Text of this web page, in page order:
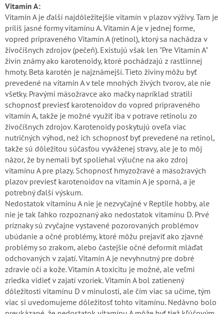
Vitamín A:
Vitamín A je ďalší najdôležitejšie vitamín v plazov výživy. Tam je
príliš jasné formy vitamínu A. Vitamín A je v jednej forme,
vopred pripraveného Vitamín A (retinol), ktorý sa nachádza v
živočíšnych zdrojov (pečeň). Existujú však len "Pre Vitamín A"
živín známy ako karotenoidy, ktoré pochádzajú z rastlinnej
hmoty. Beta karotén je najznámejší. Tieto živiny môžu byť
prevedené na vitamín A v tele mnohých živých tvorov, ale nie
všetky. Pravými mäsožravce ako mačky napríklad stratili
schopnosť previesť karotenoidov do vopred pripraveného
vitamín A, takže je možné využiť iba v potrave retinolu zo
živočíšnych zdrojov. Karotenoidy poskytujú oveľa viac
nutričných výhod, než ich schopnosť byť prevedené na retinol,
takže sú dôležitou súčasťou vyváženej stravy, ale je to môj
názor, že by nemali byť spoliehal výlučne na ako zdroj
vitamínu A pre plazy. Schopnosť hmyzožravé a mäsožravých
plazov previesť karotenoidov na vitamín A je sporná, a je
potrebný ďalší výskum.
Nedostatok vitamínu A nie je nezvyčajné v Reptile hobby, ale
nie je tak ľahko rozpoznaný ako nedostatok vitamínu D. Prvé
príznaky sú zvyčajne vystavené pozorovaných problémov
ubúdanie a očné problémy, ktoré môžu prejaviť ako zjavné
problémy so zrakom, alebo častejšie očné deformít mláďat
odchovaných v zajatí. Vitamín A je nevyhnutný pre dobré
zdravie očí a kože. Vitamín A toxicitu je možné, ale veľmi
zriedka vidieť v zajatí vzoriek. Vitamín A bol zatienený
dôležitosti vitamínu D v minulosti, ale čím viac sa učíme, tým
viac si uvedomujeme dôležitosť tohto vitamínu. Nedávno bolo